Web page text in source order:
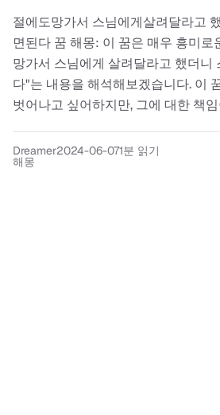
절에도망가서 스님에게살려달라고
면된다 꿈 해몽: 이 꿈은 매우 흥미로
망가서 스님에게 살려달라고 했더니
다"는 내용을 해석해보겠습니다. 이
벗어나고 싶어하지만, 그에 대한 책임
Dreamer2024-06-071분 읽기
해몽